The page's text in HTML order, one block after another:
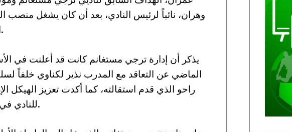
وهران، نائباً لرئيس النادي، بعد أن كان يشغل منصب
العام.
يذكر أن إدارة ترجي مستغانم كانت قد أعلنت في
الماضي عن التعاقد مع المدرب نذير لكناوي خلفاً
راحو الذي قدم استقالته، كما أكدت تعزيز الهيكل
للنادي في ظل الظروف الصعبة التي يمر بها الفريق.